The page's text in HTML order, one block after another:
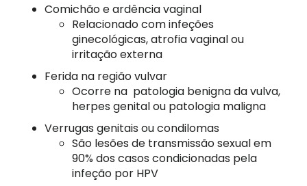
Comichão e ardência vaginal
Relacionado com infeções
ginecológicas, atrofia vaginal ou
irritação externa
Ferida na região vulvar
Ocorre na patologia benigna da vulva,
herpes genital ou patologia maligna
Verrugas genitais ou condilomas
São lesões de transmissão sexual em
90% dos casos condicionadas pela
infeção por HPV